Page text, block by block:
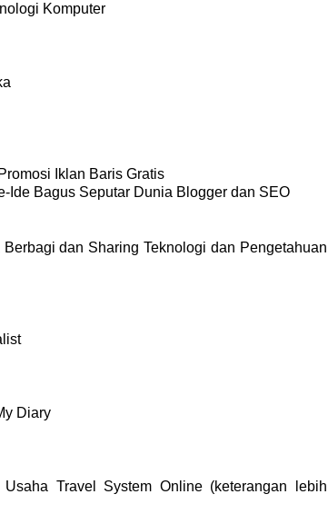
Komputer
Iklan Baris Gratis
Ide Bagus Seputar Dunia Blogger dan SEO
dan Sharing Teknologi dan Pengetahuan
Diary
Usaha Travel System Online (keterangan lebih